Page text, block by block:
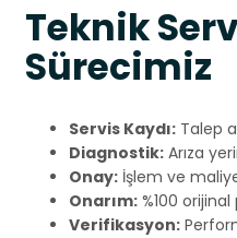
Teknik
Sürecimiz
Servis Kaydı: Talep
Diagnostik: Arıza
Onay: İşlem ve
Onarım: %100
Verifikasyon: